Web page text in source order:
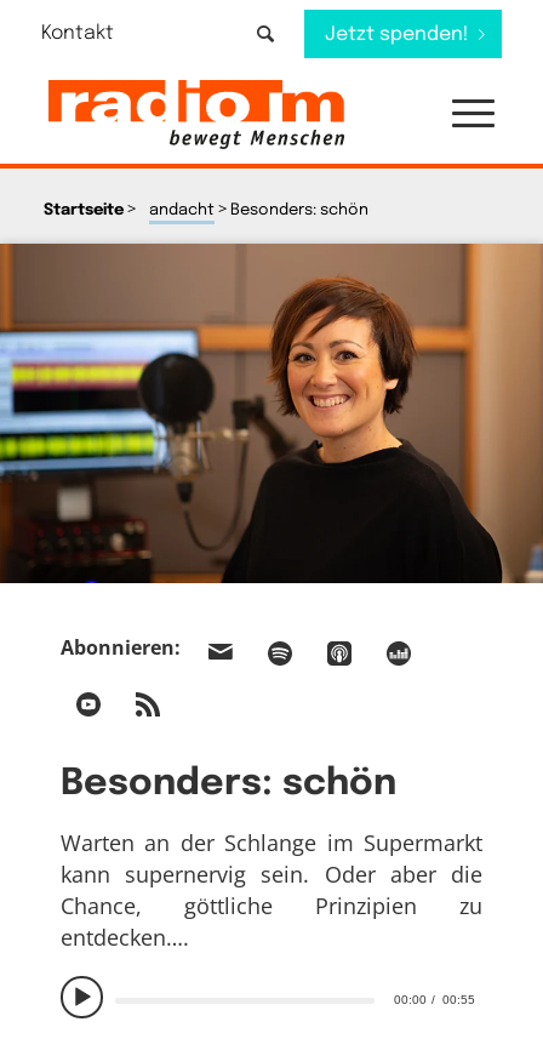
Kontakt Jetzt spenden!
Startseite> andacht> Besonders: schön
Abonnieren:
Besonders: schön
00:00 00:55
Warten an der Schlange im Supermarkt
kann supernervig sein. Oder aber die
Chance, göttliche Prinzipien zu
entdecken….